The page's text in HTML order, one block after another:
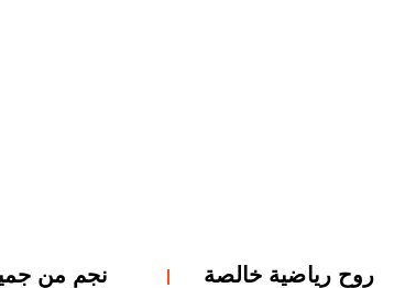
روح رياضية خالصة
نجم من